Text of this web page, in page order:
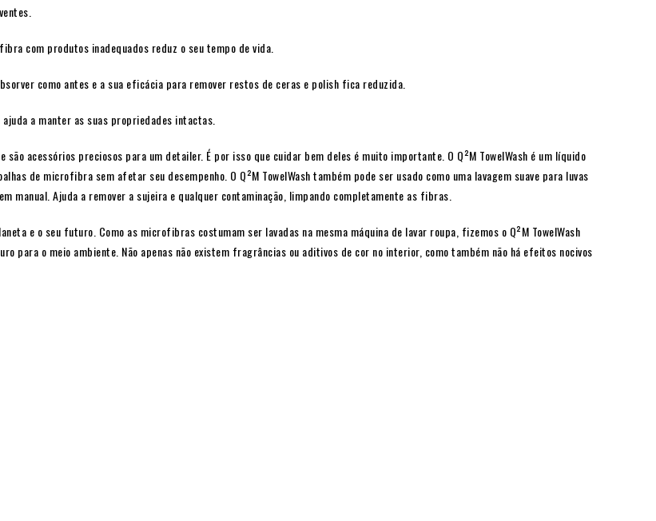
com produtos inadequados reduz o seu tempo de vida.
como antes e a sua eficácia para remover restos de ceras e polish fica reduzida.
ajuda a manter as suas propriedades intactas.
acessórios preciosos para um detailer. É por isso que cuidar bem deles é muito importante. O Q²M TowelWash é um líquido
de microfibra sem afetar seu desempenho. O Q²M TowelWash também pode ser usado como uma lavagem suave para luvas
manual. Ajuda a remover a sujeira e qualquer contaminação, limpando completamente as fibras.
e o seu futuro. Como as microfibras costumam ser lavadas na mesma máquina de lavar roupa, fizemos o Q²M TowelWash
para o meio ambiente. Não apenas não existem fragrâncias ou aditivos de cor no interior, como também não há efeitos nocivos